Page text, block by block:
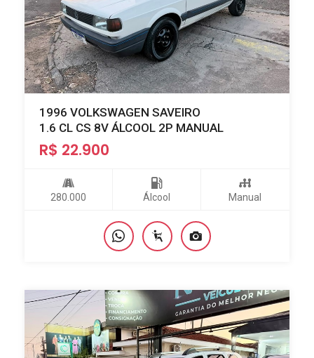
1996 VOLKSWAGEN SAVEIRO
1.6 CL CS 8V ÁLCOOL 2P MANUAL
R$ 22.900
280.000 Álcool Manual